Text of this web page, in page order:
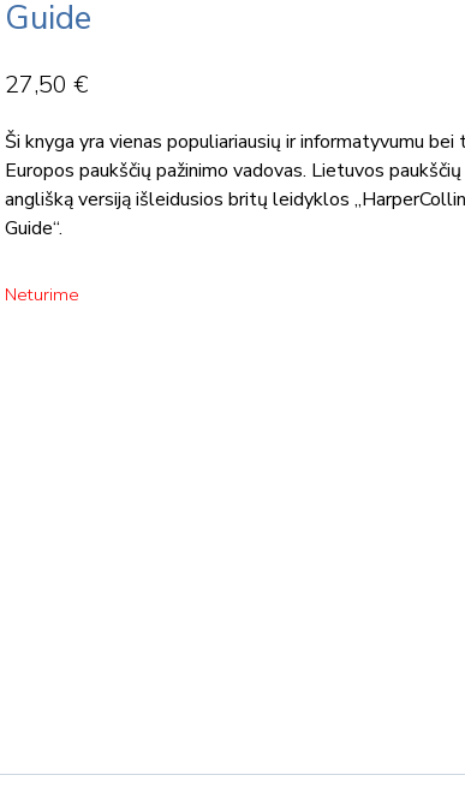
Guide
27,50 €
Ši knyga yra vienas populiariausių ir informatyvumu
Europos paukščių pažinimo vadovas. Lietuvos
anglišką versiją išleidusios britų leidyklos
Guide“.
Neturime